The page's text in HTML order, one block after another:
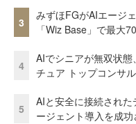
3
みずほFGがAIエージ
「Wiz Base」で最大
4
AIでシニアが無双状
チュア トップコンサ
5
AIと安全に接続され
ージェント導入を成